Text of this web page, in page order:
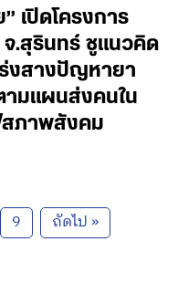
เปิดโครงการ
.สุรินทร์ ชูแนวคิด
งสางปัญหายา
มแผนส่งคนใน
ภาพสังคม
9 ถัดไป »